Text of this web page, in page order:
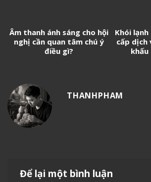
Âm thanh ánh sáng cho hội
nghị cần quan tâm chú ý
điều gì?
Khói lạnh
cấp dịch
khấu
THANHPHAM
Để lại một bình luận